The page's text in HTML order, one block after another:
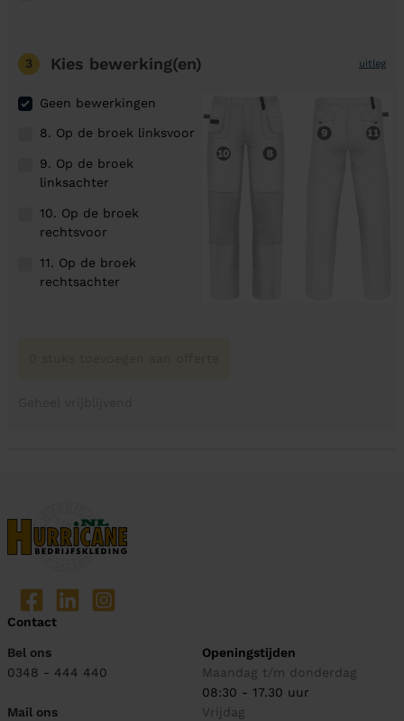
3 Kies bewerking(en) uitleg
Geen bewerkingen
8. Op de broek linksvoor
9. Op de broek
linksachter
10. Op de broek
rechtsvoor
11. Op de broek
rechtsachter
Contact
Bel ons
0348 - 444 440
Mail ons
Openingstijden
Maandag t/m donderdag
08:30 - 17.30 uur
Vrijdag